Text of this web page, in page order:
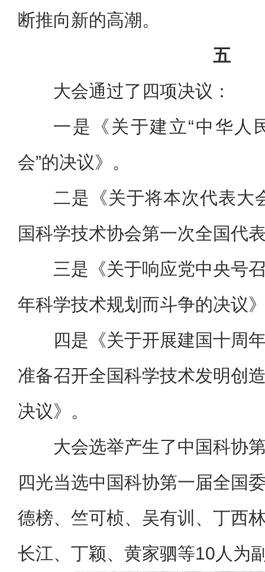
断推向新的高潮。
五
大会通过了四项决议：
一是《关于建立“中华人
会”的决议》。
二是《关于将本次代表大
国科学技术协会第一次全国代
三是《关于响应党中央号
年科学技术规划而斗争的决议
四是《关于开展建国十周
准备召开全国科学技术发明创
决议》。
大会选举产生了中国科协
四光当选中国科协第一届全国
德榜、竺可桢、吴有训、丁西
长江、丁颖、黄家驷等10人为